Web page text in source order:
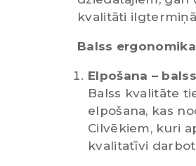
kvalitāti
Balss
Elpošana –
Balss kvalitāte
elpošana, kas
Cilvēkiem, kuri
kvalitatīvi